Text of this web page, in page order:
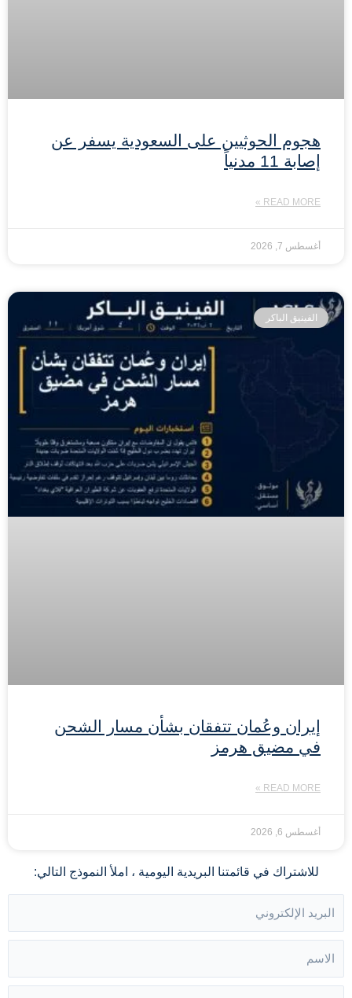
هجوم الحوثيين على السعودية يسفر عن
إصابة 11 مدنياً
READ MORE »
أغسطس 7, 2026
الفينيق الباكر
إيران وعُمان تتفقان بشأن مسار الشحن
في مضيق هرمز
READ MORE »
أغسطس 6, 2026
للاشتراك في قائمتنا البريدية اليومية ، املأ النموذج التالي: